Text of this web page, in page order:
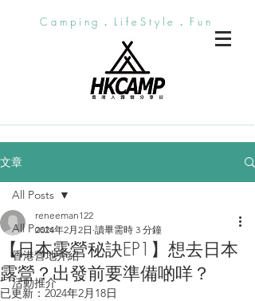
Camping．LifeStyle．Fun
文章
All Posts
香港營地介紹
活動推介
All Posts
【日本露營秘訣EP1】想去日本
露營？出發前要準備啲咩？
reneeman122
2024年2月2日 讀畢需時 3 分鐘
已更新： 2024年2月18日